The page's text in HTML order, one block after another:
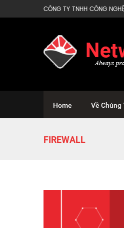
CÔNG TY TNHH CÔNG
Home Về Chúng
FIREWALL